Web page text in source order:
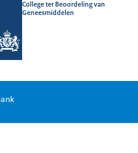
College ter Beoordeling van
Geneesmiddelen